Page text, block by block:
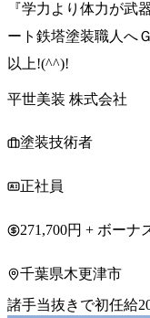
『学力より体力が武
ート鉄塔塗装職人へ
以上!(^^)!
平世美装 株式会社
塗装技術者
正社員
271,700円 + ボーナ
千葉県木更津市
諸手当抜きで初任給